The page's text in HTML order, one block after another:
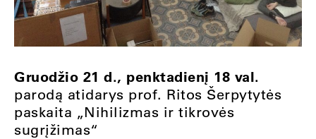
Gruodžio 21 d., penktadienį 18 val.
parodą atidarys prof. Ritos Šerpytytės
paskaita „Nihilizmas ir tikrovės
sugrįžimas“